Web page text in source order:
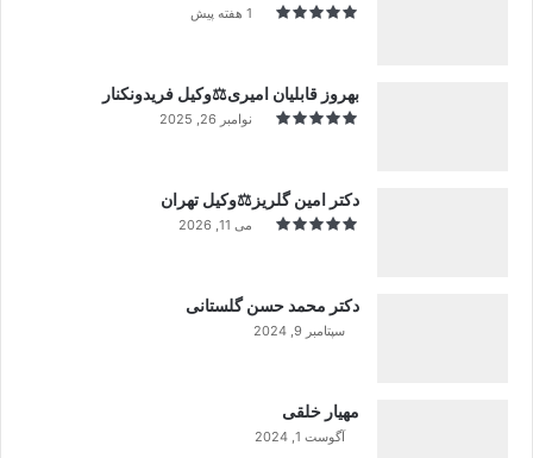
1 هفته پیش
بهروز قابلیان امیری⚖️وکیل فریدونکنار
نوامبر 26, 2025
دکتر امین گلریز⚖️وکیل تهران
می 11, 2026
دکتر محمد حسن گلستانی
سپتامبر 9, 2024
مهیار خلقی
آگوست 1, 2024